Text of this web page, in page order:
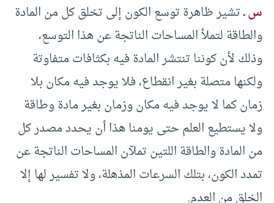
س ـتشير ظاهرة توسع الكون إلى تخلق كل من المادة
والطاقة لتملأ المساحات الناتجة عن هذا التوسع،
وذلك لأن كوننا تنتشر المادة فيه بكثافات متفاوتة
ولكنها متصلة بغير انقطاع، فلا يوجد فيه مكان بلا
زمان كما لا يوجد فيه مكان وزمان بغير مادة وطاقة
ولا يستطيع العلم حتى يومنا هذا أن يحدد مصدر كل
من المادة والطاقة اللتين تملآن المساحات الناتجة عن
تمدد الكون، بتلك السرعات المذهلة، ولا تفسير لها إلا
الخلق من العدم.